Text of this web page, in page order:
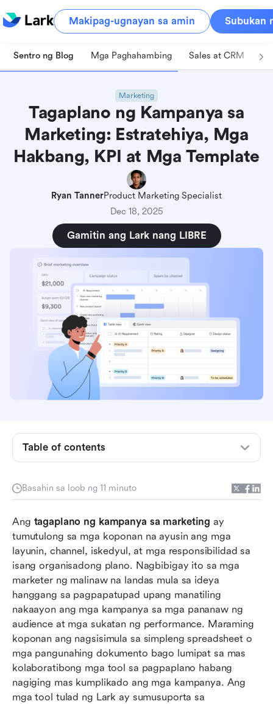
Makipag-ugnayan sa amin Subukan
Sentro ng Blog Mga Paghahambing Sales at CRM
Marketing
Tagaplano ng Kampanya sa
Marketing: Estratehiya, Mga
Hakbang, KPI at Mga Template
Ryan TannerProduct Marketing Specialist
Dec 18, 2025
Gamitin ang Lark nang LIBRE
Basahin sa loob ng 11 minuto
Ang tagaplano ng kampanya sa marketing ay
tumutulong sa mga koponan na ayusin ang mga
layunin, channel, iskedyul, at mga responsibilidad sa
isang organisadong plano. Nagbibigay ito sa mga
marketer ng malinaw na landas mula sa ideya
hanggang sa pagpapatupad upang manatiling
nakaayon ang mga kampanya sa mga pananaw ng
audience at mga sukatan ng performance. Maraming
koponan ang nagsisimula sa simpleng spreadsheet o
mga pangunahing dokumento bago lumipat sa mas
kolaboratibong mga tool sa pagpaplano habang
nagiging mas kumplikado ang mga kampanya. Ang
mga tool tulad ng Lark ay sumusuporta sa
Table of contents
marketing?
Mga uri ng kampanya sa marketing na dapat
Paano bumuo ng tagaplano ng kampanya sa
Oras ng aksyon: Gamitin ang Lark para sa mas
maayos na pagpaplano ng kampanya sa
marketing
Paano sukatin ang tagumpay ng kampanya
Mga pangunahing pagkakamali na dapat iwasan
kapag nagdidisenyo ng mga kampanya sa
marketing
Konklusyon
Mga Madalas Itanong